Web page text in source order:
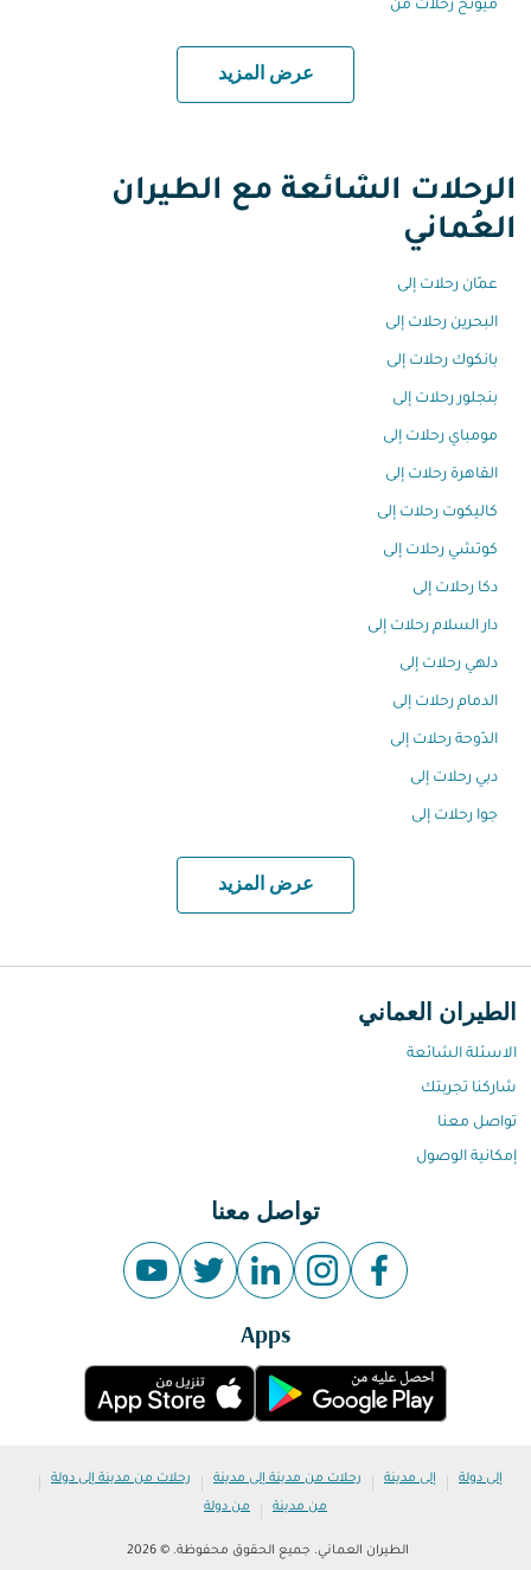
ميونخ رحلات من
عرض المزيد
الرحلات الشائعة مع الطيران
العُماني
عمّان رحلات إلى
البحرين رحلات إلى
بانكوك رحلات إلى
بنجلور رحلات إلى
مومباي رحلات إلى
القاهرة رحلات إلى
كاليكوت رحلات إلى
كوتشي رحلات إلى
دكا رحلات إلى
دار السلام رحلات إلى
دلهي رحلات إلى
الدمام رحلات إلى
الدّوحة رحلات إلى
دبي رحلات إلى
جوا رحلات إلى
عرض المزيد
الطيران العماني
الاسئلة الشائعة
شاركنا تجربتك
تواصل معنا
إمكانية الوصول
تواصل معنا
Apps
إلى دولة | إلى مدينة | رحلات من مدينة إلى مدينة | رحلات من مدينة إلى دولة |
من مدينة | من دولة
الطيران العماني. جميع الحقوق محفوظة. © 2026